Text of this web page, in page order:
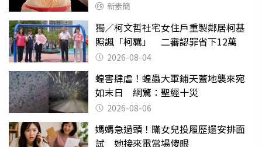
新素簡
獨／柯文哲社宅女住戶重製鄰居柯基
照諷「柯羈」 二審認罪省下12萬
2026-08-04
蝗害肆虐！蝗蟲大軍鋪天蓋地襲來宛
如末日 網驚：聖經十災
2026-08-06
媽媽急過頭！瞞女兒投履歷還安排面
試 她接來電當場傻眼